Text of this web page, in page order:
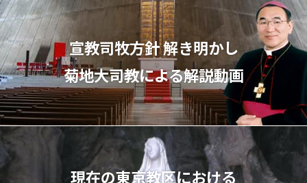
宣教司牧⽅針 解き明かし
菊地⼤司教による解説動画
現在の東京教区における